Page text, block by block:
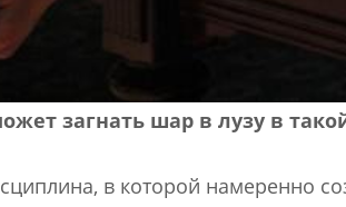
загнать шар в лузу в
в которой намеренно